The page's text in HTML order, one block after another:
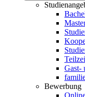
Gast-
Bewerbung